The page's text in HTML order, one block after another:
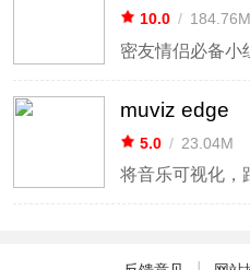
10.0 / 184.76M
密友情侣必备小
muviz edge
5.0 / 23.04M